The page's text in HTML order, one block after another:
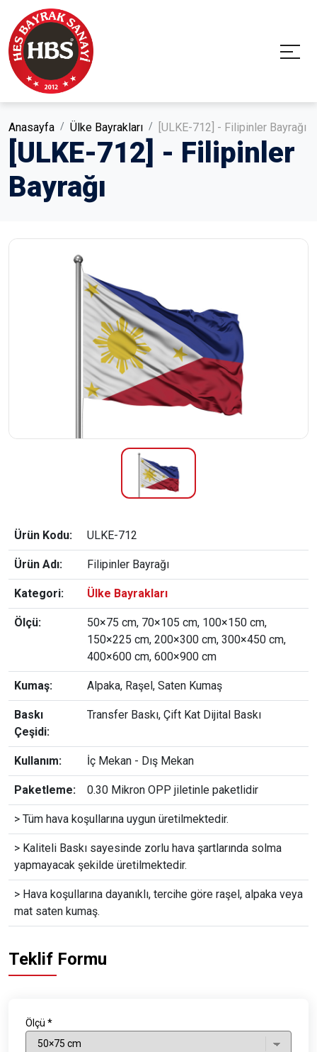
Anasayfa Ülke Bayrakları [ULKE-712] - Filipinler Bayrağı
[ULKE-712] - Filipinler
Bayrağı
Ürün Kodu: ULKE-712
Ürün Adı: Filipinler Bayrağı
Kategori: Ülke Bayrakları
Ölçü:
50×75 cm, 70×105 cm, 100×150 cm,
150×225 cm, 200×300 cm, 300×450 cm,
400×600 cm, 600×900 cm
Kumaş: Alpaka, Raşel, Saten Kumaş
Baskı
Çeşidi:
Transfer Baskı, Çift Kat Dijital Baskı
Kullanım: İç Mekan - Dış Mekan
Paketleme: 0.30 Mikron OPP jiletinle paketlidir
> Tüm hava koşullarına uygun üretilmektedir.
> Kaliteli Baskı sayesinde zorlu hava şartlarında solma
yapmayacak şekilde üretilmektedir.
> Hava koşullarına dayanıklı, tercihe göre raşel, alpaka veya
mat saten kumaş.
Teklif Formu
Ölçü *